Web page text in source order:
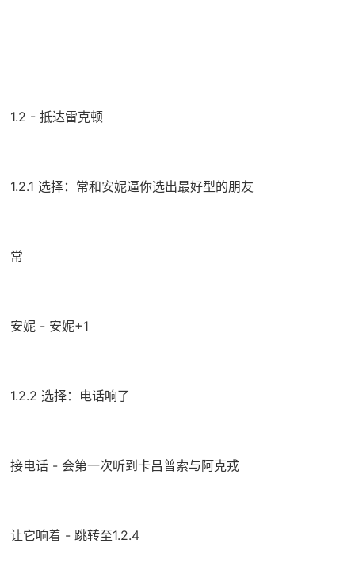
1.2 - 抵达雷克顿
1.2.1 选择：常和安妮逼你选出最好型的朋友
常
安妮 - 安妮+1
1.2.2 选择：电话响了
接电话 - 会第一次听到卡吕普索与阿克戎
让它响着 - 跳转至1.2.4